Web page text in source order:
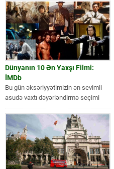
ideal qəbul...
Dünyanın 10 Ən Yaxşı Filmi:
İMDb
Bu gün əksəriyyətimizin ən sevimli
asudə vaxtı dəyərləndirmə seçimi
film izləməkdir. Yəqin ki, bir
çoxununz...